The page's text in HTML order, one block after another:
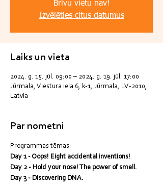
Brīvu vietu nav!
Izvēlēties citus datumus
Laiks un vieta
2024. g. 15. jūl. 09:00 – 2024. g. 19. jūl. 17:00
Jūrmala, Viestura iela 6, k-1, Jūrmala, LV-2010,
Latvia
Par nometni
Programmas tēmas:
Day 1 - Oops! Eight accidental inventions!
Day 2 - Hold your nose! The power of smell.
Day 3 - Discovering DNA.